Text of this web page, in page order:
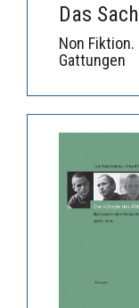
Das
Non
Gattungen